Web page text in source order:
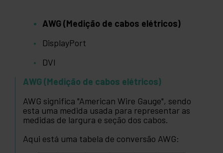
AWG (Medição de cabos elétricos)
DisplayPort
DVI
AWG (Medição de cabos elétricos)
AWG significa "American Wire Gauge", sendo
esta uma medida usada para representar as
medidas de largura e seção dos cabos.
Aqui está uma tabela de conversão AWG: